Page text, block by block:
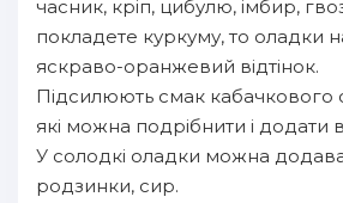
часник, кріп, цибулю, імбир,
покладете куркуму, то оладки
яскраво-оранжевий відтінок.
Підсилюють смак кабачкового
які можна подрібнити і додати в
У солодкі оладки можна
родзинки, сир.